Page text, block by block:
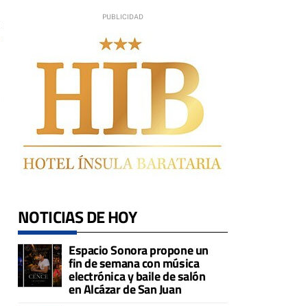
NOTICIAS DE HOY
Espacio Sonora propone un
fin de semana con música
electrónica y baile de salón
en Alcázar de San Juan